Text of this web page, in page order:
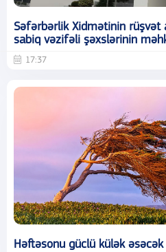
Səfərbərlik Xidmətinin
sabiq vəzifəli şəxslərinin
17:37
Həftəsonu güclü külək əsəcək